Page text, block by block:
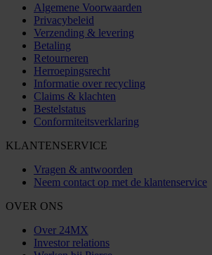
Algemene Voorwaarden
Privacybeleid
Verzending & levering
Betaling
Retourneren
Herroepingsrecht
Informatie over recycling
Claims & klachten
Bestelstatus
Conformiteitsverklaring
KLANTENSERVICE
Vragen & antwoorden
Neem contact op met de klantenservice
OVER ONS
Over 24MX
Investor relations